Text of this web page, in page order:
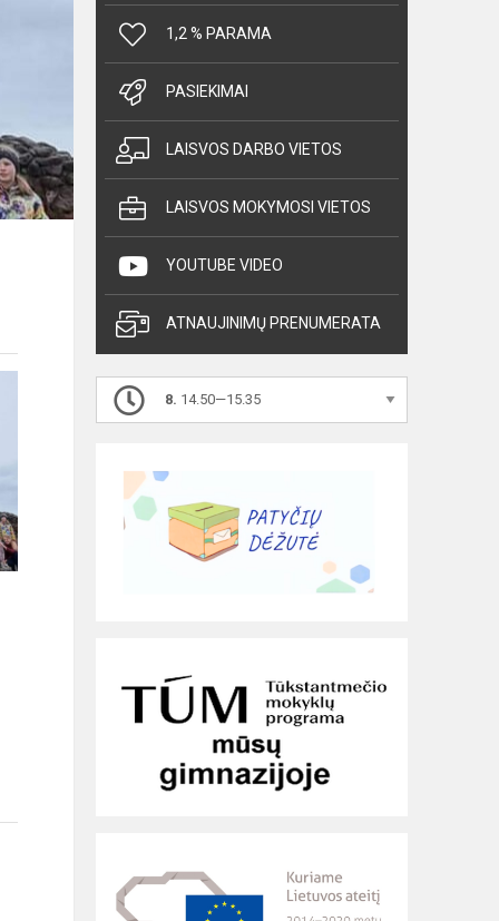
1,2 % PARAMA
PASIEKIMAI
LAISVOS DARBO VIETOS
LAISVOS MOKYMOSI VIETOS
YOUTUBE VIDEO
ATNAUJINIMŲ PRENUMERATA
8. 14.50—15.35